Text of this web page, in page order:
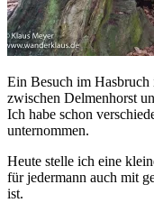
Ein Besuch im
zwischen Delmenhorst
Ich habe schon
unternommen.
Heute stelle ich eine
für jedermann auch mit
ist.